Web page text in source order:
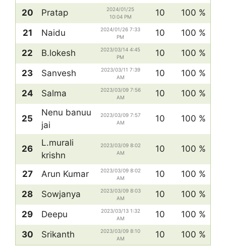
20 Pratap
2024/01/25
10:04 PM
10
100 %
21
Naidu
2024/01/26 7:33
PM
10
100 %
22
B.lokesh
2023/03/14 4:45
PM
10
100 %
23
Sanvesh
2023/03/11 7:39
AM
10
100 %
24
Salma
2023/03/09 7:56
AM
10 100 %
25
Nenu banuu
jai
2023/03/09 7:57
AM
10 100 %
26
L.murali
krishn
2023/03/09 8:02
AM
10 100 %
27 Arun Kumar
2023/03/09 8:02
AM
10
100 %
28
Sowjanya
2023/03/09 8:03
AM
10
100 %
29
Deepu
2023/03/13 1:32
AM
10
100 %
30
Srikanth
2023/03/09 8:10
AM
10 100 %